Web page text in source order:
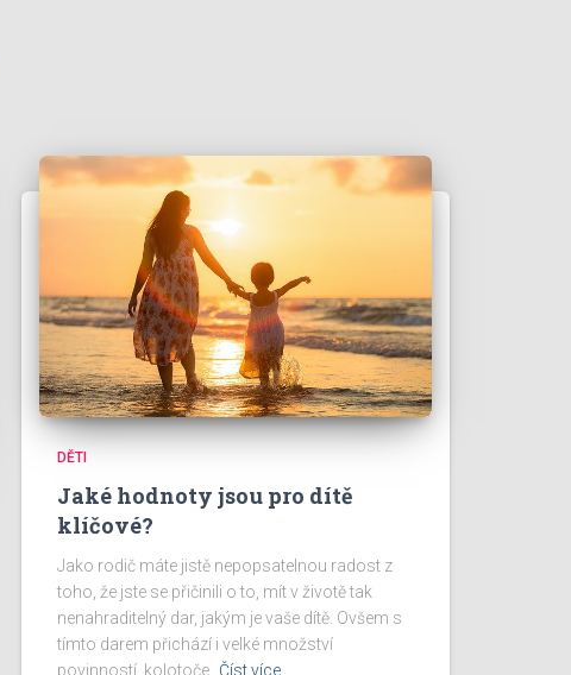
DĚTI
Jaké hodnoty jsou pro dítě
klíčové?
Jako rodič máte jistě nepopsatelnou radost z
toho, že jste se přičinili o to, mít v životě tak
nenahraditelný dar, jakým je vaše dítě. Ovšem s
tímto darem přichází i velké množství
povinností, kolotoče, Číst více…